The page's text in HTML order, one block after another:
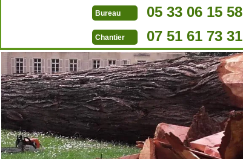
Bureau 05 33 06 15 58
Chantier 07 51 61 73 31